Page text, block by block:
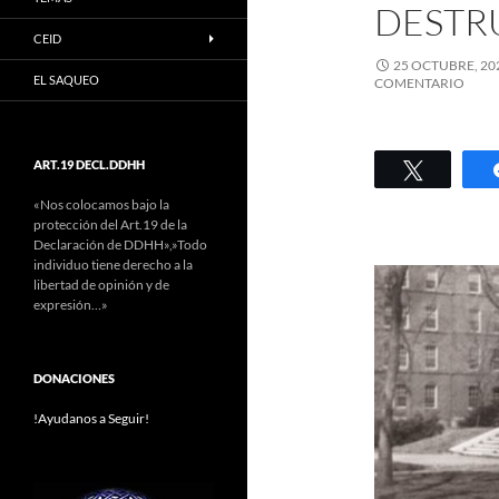
25 OCTUBRE,
COMENTARIO
Twittear
CEID
EL SAQUEO
ART.19 DECL.DDHH
«Nos colocamos bajo la
protección del Art.19 de la
Declaración de DDHH»,»Todo
individuo tiene derecho a la
libertad de opinión y de
expresión…»
DONACIONES
!Ayudanos a Seguir!